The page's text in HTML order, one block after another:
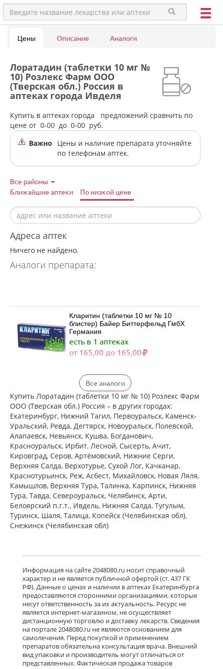
Цены Описание Аналоги
Лоратадин (таблетки 10 мг №
10) Розлекс Фарм ООО
(Тверская обл.) Россия в
аптеках города Ивделя
Купить в аптеках города
предложений сравнить по
цене от 0-00 до 0-00 руб.
Важно
Цены и наличие препарата уточняйте
по телефонам аптек.
Все районы
Ближайшие аптеки
По низкой цене
Адреса аптек
Ничего не найдено.
Аналоги препарата:
Кларитин (таблетки 10 мг № 10
блистер) Байер Биттерфельд ГмбХ
Германия
есть в 1 аптеках
от 165,00 до 165,00
Кларитин (таблетки 10 мг № 30
блистер) Байер Биттерфельд ГмбХ
Германия
есть в 1 аптеках
от 372,00 до 372,00
Кларотадин (таблетки 10 мг N10)
Акрихин ХФК ОАО - Россия
Московская область, Нагинский р-н,
Старая Купавна
Нет в аптеках города
Кларитин (таблетки 10 мг № 7
блистер) Байер Биттерфельд ГмбХ
Германия
Нет в аптеках города
Кларотадин (таблетки 10 мг N7)
Акрихин ХФК ОАО - Россия
Московская область, Нагинский р-н,
Старая Купавна
Нет в аптеках города
Лоратадин (таблетки 10 мг N10)
Макиз-Фарма ЗАО - Россия
Нет в аптеках города
Все аналоги
Купить Лоратадин (таблетки 10 мг № 10) Розлекс Фарм
ООО (Тверская обл.) Россия – в других городах:
Екатеринбург, Нижний Тагил, Первоуральск, Каменск-
Уральский, Ревда, Дегтярск, Новоуральск, Полевской,
Алапаевск, Невьянск, Кушва, Богданович,
Красноуральск, Ирбит, Лесной, Сысерть, Ачит,
Кировград, Серов, Артёмовский, Нижние Cерги,
Верхняя Салда, Верхотурье, Сухой Лог, Качканар,
Краснотурьинск, Реж, Асбест, Михайловск, Новая Ляля,
Камышлов, Верхняя Тура, Талинка, Карпинск, Нижняя
Тура, Тавда, Североуральск, Челябинск, Арти,
Белоярский п.г.т., Ивдель, Нижняя Салда, Тугулым,
Туринск, Шаля, Талица, Копейск (Челябинская обл),
Снежинск (Челябинская обл)
Информация на сайте 2048080.ru носит справочный
характер и не является публичной офертой (ст. 437 ГК
РФ). Данные о ценах и наличии в аптеках Екатеринбурга
предоставляются сторонними организациями, которые
несут ответственность за их актуальность. Ресурс не
является интернет-магазином, не осуществляет
дистанционную торговлю и доставку лекарств. Сведения
на портале 2048080.ru не являются основанием для
самолечения. Перед покупкой и применением
препаратов обязательна консультация врача. Внешний
вид упаковки и производитель могут отличаться от
представленных. Фактическая продажа товаров